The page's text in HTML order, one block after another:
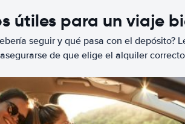
útiles para un viaje
seguir y qué pasa con el depósito?
de que elige el alquiler